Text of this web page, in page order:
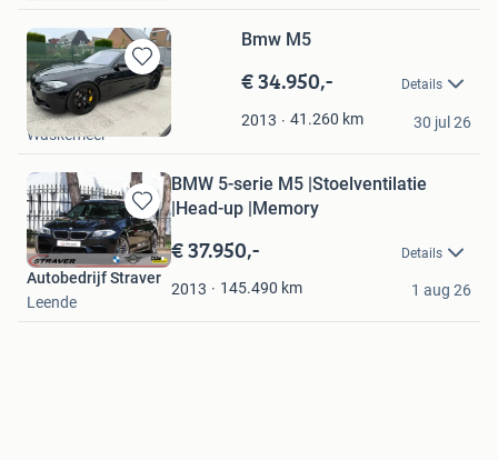
Bewaren
in
Mijn
Favorieten
Bmw M5
€ 34.950,- Details
2013 41.260 km
Corky
Waskemeer
30 jul 26
Bewaren
in
Mijn
Favorieten
BMW 5-serie M5 |Stoelventilatie
|Head-up |Memory
€ 37.950,- Details
2013 145.490 km
Autobedrijf Straver
Leende
1 aug 26